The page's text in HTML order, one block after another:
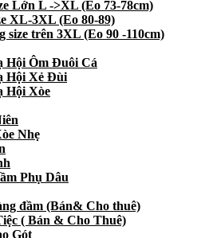
Lớn L ->XL (Eo 73-78cm)
XL-3XL (Eo 80-89)
size trên 3XL (Eo 90 -110cm)
Hội Ôm Đuôi Cá
Hội Xẻ Đùi
Hội Xòe
Nhẹ
Phụ Dâu
đầm (Bán& Cho thuê)
( Bán & Cho Thuê)
Gót